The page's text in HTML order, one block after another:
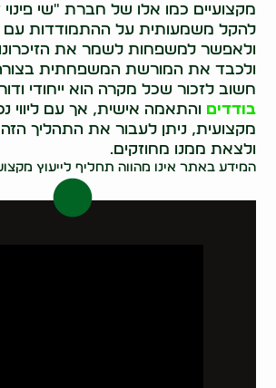
מקצועיים כמו אלו של חברת "שי פינוי
להקל משמעותית על ההתמודדות
ולאפשר למשפחות לשמר את
ולכבד את המורשת המשפחתית
חשוב לזכור שכל מקרה הוא ייחודי
בודדים והתאמה אישית, אך עם ליווי
מקצועית, ניתן לעבור את התהליך
ולצאת ממנו מחוזקים.
המידע באתר אינו מהווה תחליף לייעוץ